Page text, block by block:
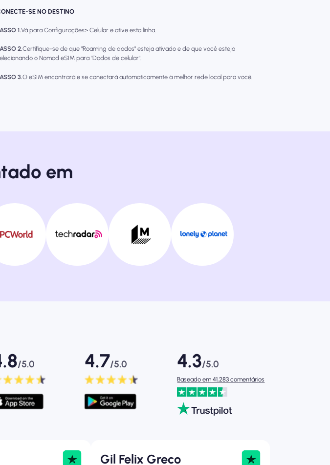
SE NO DESTINO
1.Vá para Configurações> Celular e ative esta linha.
2.Certifique-se de que "Roaming de dados" esteja ativado e de que você esteja
o Nomad eSIM para "Dados de celular".
3.O eSIM encontrará e se conectará automaticamente à melhor rede local para você.
em
/5.0 4.7/5.0 4.3/5.0
Baseado em 41,283 comentários
Gil Felix Greco